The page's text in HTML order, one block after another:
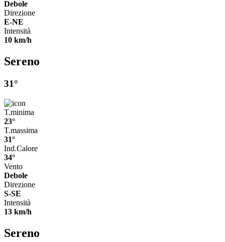
Debole
Direzione
E-NE
Intensità
10 km/h
Sereno
31°
T.minima
23°
T.massima
31°
Ind.Calore
34°
Vento
Debole
Direzione
S-SE
Intensità
13 km/h
Sereno